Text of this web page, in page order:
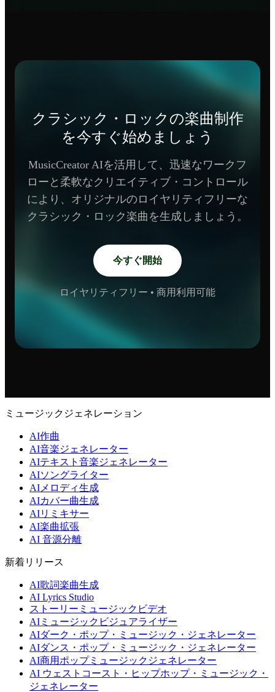
クラシック・ロックの楽曲制作
を今すぐ始めましょう
MusicCreator AIを活用して、迅速なワークフ
ローと柔軟なクリエイティブ・コントロール
により、オリジナルのロイヤリティフリーな
クラシック・ロック楽曲を生成しましょう。
今すぐ開始
ロイヤリティフリー • 商用利用可能
ミュージックジェネレーション
AI作曲
AI音楽ジェネレーター
AIテキスト音楽ジェネレーター
AIソングライター
AIメロディ生成
AIカバー曲生成
AIリミキサー
AI楽曲拡張
AI 音源分離
新着リリース
AI歌詞楽曲生成
AI Lyrics Studio
ストーリーミュージックビデオ
AIミュージックビジュアライザー
AIダーク・ポップ・ミュージック・ジェネレーター
AIダンス・ポップ・ミュージック・ジェネレーター
AI商用ポップミュージックジェネレーター
AI ウェストコースト・ヒップホップ・ミュージック・
ジェネレーター